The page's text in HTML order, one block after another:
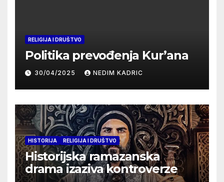
RELIGIJA I DRUŠTVO
Politika prevođenja Kur’ana
30/04/2025 NEDIM KADRIC
HISTORIJA RELIGIJA I DRUŠTVO
Historijska ramazanska
drama izaziva kontroverze